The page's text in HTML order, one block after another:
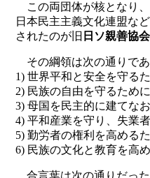
この両団体が核となり、
日本民主主義文化連盟な
されたのが旧 日ソ親善協会
その綱領は次の通りであ
1) 世界平和と安全を守る
2) 民族の自由を守るために
3) 母国を民主的に建てな
4) 平和産業を守り、失業
5) 勤労者の権利を高める
6) 民族の文化と教育を高